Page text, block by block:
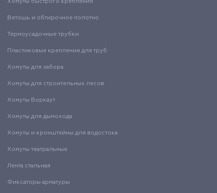
Хомуты быстрого крепления
Ветошь и обтирочное полотно
Термоусадочные трубки
Пластиковые крепления для труб
Хомуты для забора
Хомуты для строительных лесов
Хомуты Воркаут
Хомуты для дымохода
Хомуты и кронштейны для водостока
Хомуты театральные
Лента стальная
Фиксаторы арматуры